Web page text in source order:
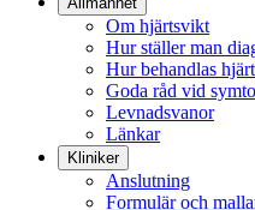
Om hjärtsvikt
Hur ställer man
Hur behandlas
Goda råd vid
Levnadsvanor
Länkar
Kliniker
Anslutning
Formulär och